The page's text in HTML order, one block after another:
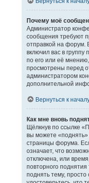
Почему моё
Администратор
сообщения требуют
отправкой на форум.
включил вас в
по его или её
просмотрены перед
администратором
дополнительной
Вернуться к
Как мне вновь
Щёлкнув по ссылке
вы можете
страницы форума.
означает, что
отключена, или
повторного
поднять тему, просто